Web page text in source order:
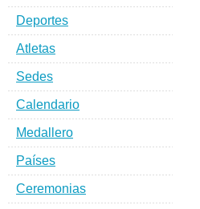
Deportes
Atletas
Sedes
Calendario
Medallero
Países
Ceremonias